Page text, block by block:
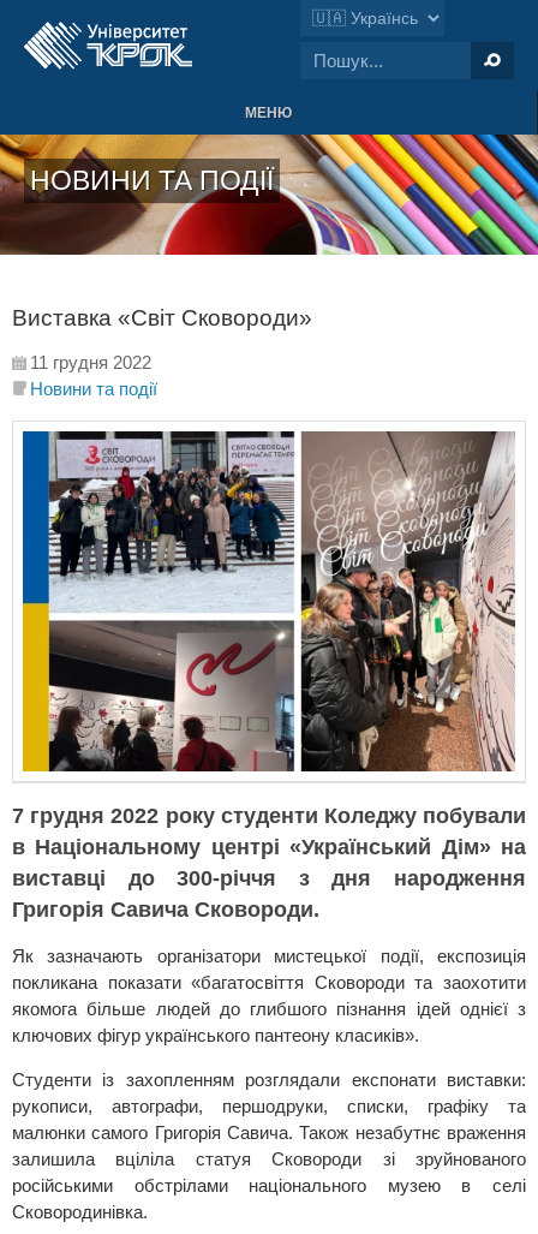
МЕНЮ
НОВИНИ ТА ПОДІЇ
Виставка «Світ Сковороди»
11 грудня 2022
Новини та події
7 грудня 2022 року студенти Коледжу побували
в Національному центрі «Український Дім» на
виставці до 300-річчя з дня народження
Григорія Савича Сковороди.
Як зазначають організатори мистецької події, експозиція
покликана показати «багатосвіття Сковороди та заохотити
якомога більше людей до глибшого пізнання ідей однієї з
ключових фігур українського пантеону класиків».
Студенти із захопленням розглядали експонати виставки:
рукописи, автографи, першодруки, списки, графіку та
малюнки самого Григорія Савича. Також незабутнє враження
залишила вціліла статуя Сковороди зі зруйнованого
російськими обстрілами національного музею в селі
Сковородинівка.